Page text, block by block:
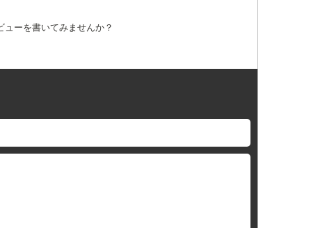
ューを書いてみませんか？